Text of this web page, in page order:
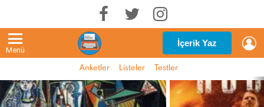
Menü
İçerik Yaz
Anketler Listeler Testler
EN
YENI
İÇERIKLER